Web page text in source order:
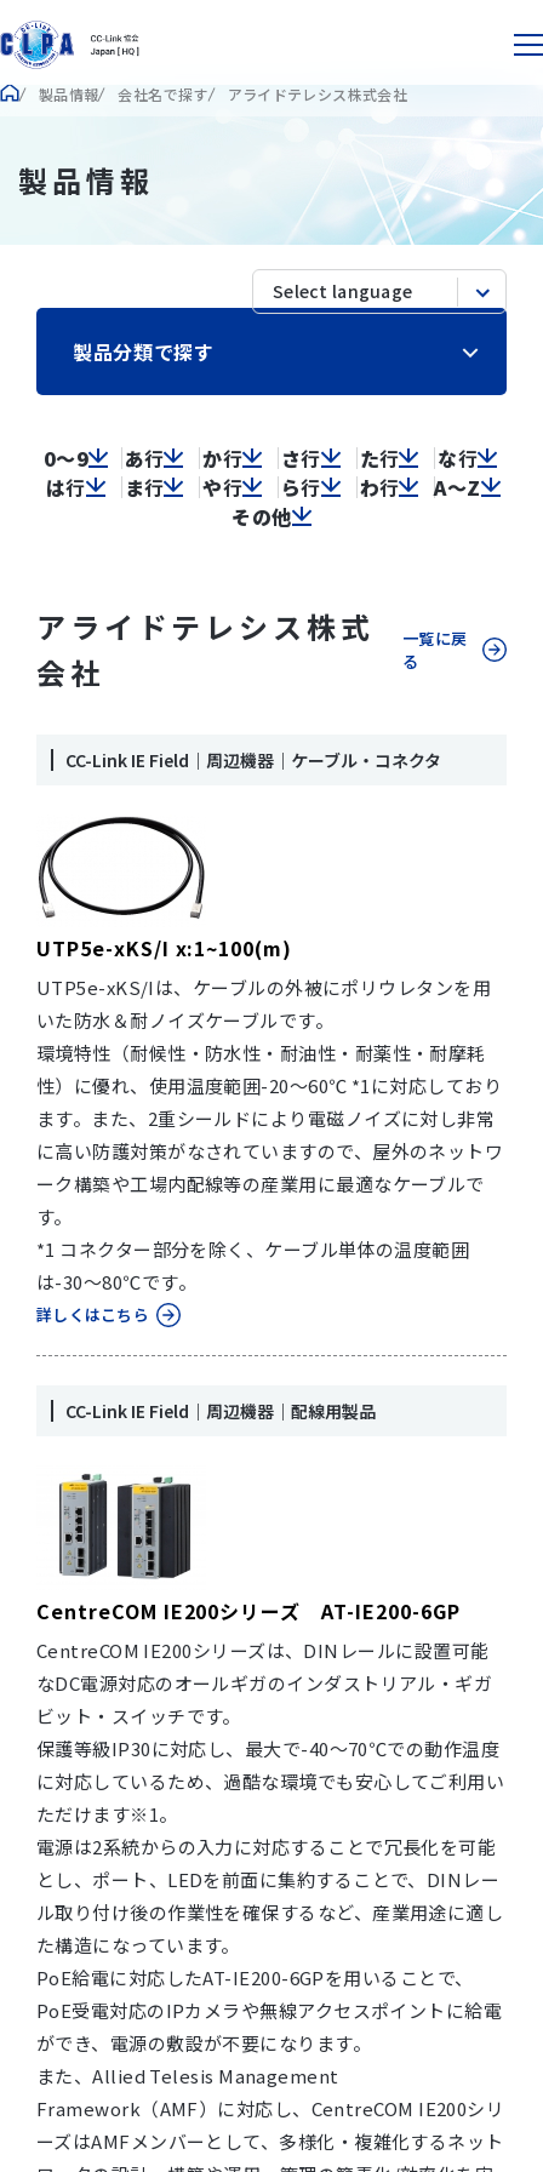
製品情報 会社名で探す アライドテレシス株式会社
製品情報
製品分類で探す
0～9 あ行 か行 さ行 た行 な行
は行 ま行 や行 ら行 わ行
A～Z
その他
アライドテレシス株式
会社
一覧に戻
る
CC-Link IE Field｜周辺機器｜ケーブル・コネクタ
UTP5e-xKS/I x:1~100(m)
UTP5e-xKS/Iは、ケーブルの外被にポリウレタンを用
いた防水＆耐ノイズケーブルです。
環境特性（耐候性・防水性・耐油性・耐薬性・耐摩耗
性）に優れ、使用温度範囲-20～60℃ *1に対応しており
ます。また、2重シールドにより電磁ノイズに対し非常
に高い防護対策がなされていますので、屋外のネットワ
ーク構築や工場内配線等の産業用に最適なケーブルで
す。
*1 コネクター部分を除く、ケーブル単体の温度範囲
は-30～80℃です。
詳しくはこちら
CC-Link IE Field｜周辺機器｜配線用製品
CentreCOM IE200シリーズ AT-IE200-6GP
CentreCOM IE200シリーズは、DINレールに設置可能
なDC電源対応のオールギガのインダストリアル・ギガ
ビット・スイッチです。
保護等級IP30に対応し、最大で-40～70℃での動作温度
に対応しているため、過酷な環境でも安心してご利用い
ただけます※1。
電源は2系統からの入力に対応することで冗長化を可能
とし、ポート、LEDを前面に集約することで、DINレー
ル取り付け後の作業性を確保するなど、産業用途に適し
た構造になっています。
PoE給電に対応したAT-IE200-6GPを用いることで、
PoE受電対応のIPカメラや無線アクセスポイントに給電
ができ、電源の敷設が不要になります。
また、Allied Telesis Management
Framework（AMF）に対応し、CentreCOM IE200シリ
ーズはAMFメンバーとして、多様化・複雑化するネット